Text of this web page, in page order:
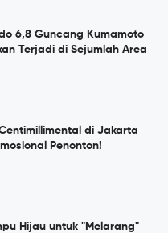
6,8 Guncang Kumamoto
Terjadi di Sejumlah Area
di Jakarta
Penonton!
Hijau untuk "Melarang"